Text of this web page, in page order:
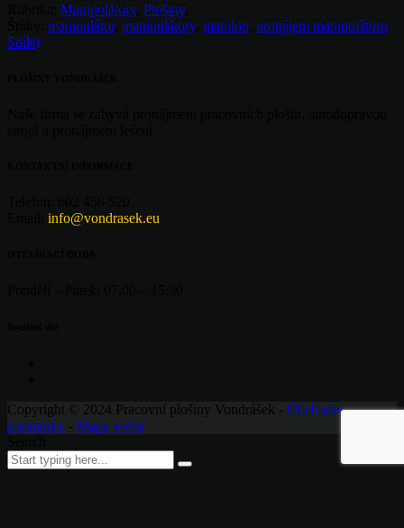
Manipulátory, Plošiny,
manipulátor, manipulátory, manitou pronájem manipulátoru
Sdílej
info@vondrasek.eu
Copyright © 2024 Pracovní plošiny Vondrášek - Obchodní
podmínky - Mapa webu